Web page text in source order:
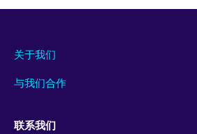
关于我们
与我们合作
联系我们